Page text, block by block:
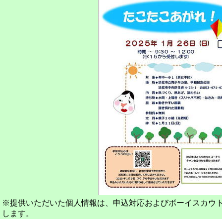
※提供いただいた個人情報は、申込対応およびボーイスカウ
します。